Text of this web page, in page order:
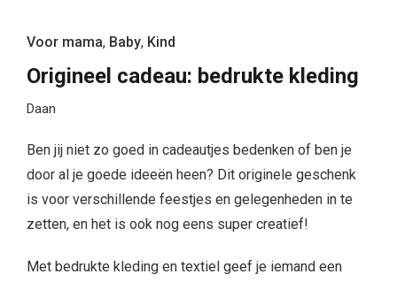
Voor mama, Baby, Kind
Origineel cadeau: bedrukte kleding
Daan
Ben jij niet zo goed in cadeautjes bedenken of ben je
door al je goede ideeën heen? Dit originele geschenk
is voor verschillende feestjes en gelegenheden in te
zetten, en het is ook nog eens super creatief!
Met bedrukte kleding en textiel geef je iemand een